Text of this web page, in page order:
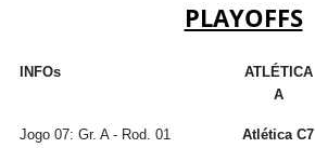
PLAYOFFS
INFOs
ATLÉTICA
A
Jogo 07: Gr. A - Rod. 01
Atlética C7